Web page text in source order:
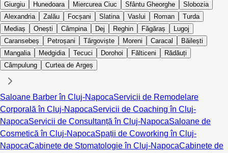
Giurgiu
Hunedoara Miercurea Ciuc Sfântu Gheorghe
Slobozia
Alexandria
Zalău Focșani Slatina Vaslui Roman
Turda
Mediaș
Onești Câmpina Dej Reghin Făgăraș
Lugoj
Caransebeș
Petroșani Târgoviște Moreni Caracal
Băilești
Mangalia
Medgidia Tecuci Dorohoi Fălticeni
Rădăuți
Câmpulung
Curtea de Argeș
Saloane Barber în Cluj-NapocaServicii de Remodelare
Corporală în Cluj-NapocaServicii de Coaching în Cluj-
NapocaServicii de Consultanță în Cluj-NapocaSaloane de
Cosmetică în Cluj-NapocaSpații de Coworking în Cluj-
NapocaCabinete de Stomatologie în Cluj-NapocaCabinete de